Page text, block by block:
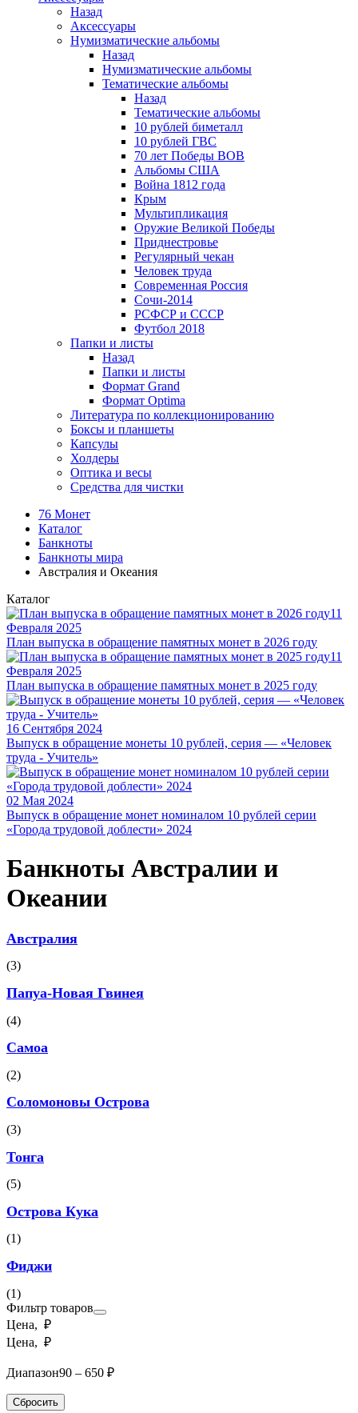
Назад
Аксессуары
Нумизматические альбомы
Назад
Нумизматические альбомы
Тематические альбомы
Назад
Тематические альбомы
10 рублей биметалл
10 рублей ГВС
70 лет Победы ВОВ
Альбомы США
Война 1812 года
Крым
Мультипликация
Оружие Великой Победы
Приднестровье
Регулярный чекан
Человек труда
Современная Россия
Сочи-2014
РСФСР и СССР
Футбол 2018
Папки и листы
Назад
Папки и листы
Формат Grand
Формат Optima
Литература по коллекционированию
Боксы и планшеты
Капсулы
Холдеры
Оптика и весы
Средства для чистки
76 Монет
Каталог
Банкноты
Банкноты мира
Австралия и Океания
Каталог
11
Февраля 2025
План выпуска в обращение памятных монет в 2026 году
11
Февраля 2025
План выпуска в обращение памятных монет в 2025 году
16 Сентября 2024
Выпуск в обращение монеты 10 рублей, серия — «Человек
труда - Учитель»
02 Мая 2024
Выпуск в обращение монет номиналом 10 рублей серии
«Города трудовой доблести» 2024
Банкноты Австралии и
Океании
Австралия
(3)
Папуа-Новая Гвинея
(4)
Самоа
(2)
Соломоновы Острова
(3)
Тонга
(5)
Острова Кука
(1)
Фиджи
(1)
Фильтр товаров
Цена, ₽
Цена, ₽
Диапазон90 – 650 ₽
Сбросить